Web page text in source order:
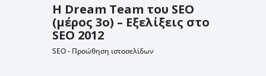
Η Dream Team του SEO
(μέρος 3ο) – Εξελίξεις στο
SEO 2012
SEO - Προώθηση ιστοσελίδων